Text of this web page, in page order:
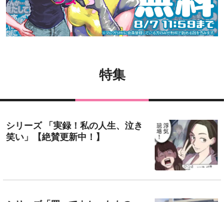
特集
シリーズ 「実録！私の人生、泣き
笑い」【絶賛更新中！】